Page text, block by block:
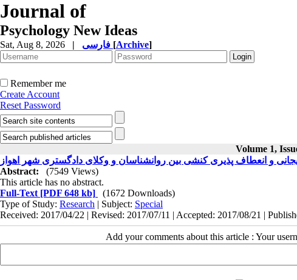
Journal of
Psychology New Ideas
Sat, Aug 8, 2026 | [Archive]
Remember me
Create Account
Reset Password
Volume 1,
و انعطاف پذیری کنشی بین روانشناسان و وکلای دادگستری شهر اهواز
Abstract:
(7549 Views)
This article has no abstract.
Full-Text [PDF 648 kb]
(1672 Downloads)
Type of Study: Research | Subject: Special
Received: 2017/04/22 | Revised: 2017/07/11 | Accepted: 2017/08/21 |
Add your comments about this article : Your